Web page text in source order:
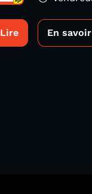
Lire En